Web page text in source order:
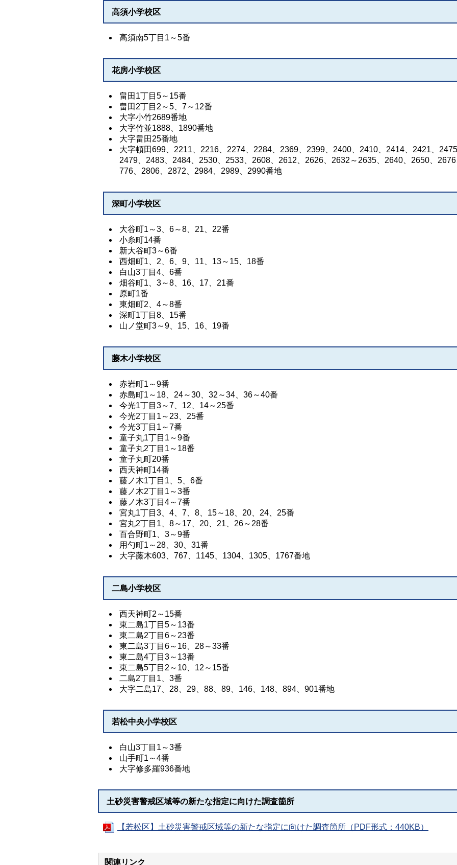
高須小学校区
高須南5丁目1～5番
花房小学校区
畠田1丁目5～15番
畠田2丁目2～5、7～12番
大字小竹2689番地
大字竹並1888、1890番地
大字畠田25番地
大字頓田699、2211、2216、2274、2284、2369、2399、2400、2410、2414、2421、2475
2479、2483、2484、2530、2533、2608、2612、2626、2632～2635、2640、2650、
776、2806、2872、2984、2989、2990番地
深町小学校区
大谷町1～3、6～8、21、22番
小糸町14番
新大谷町3～6番
西畑町1、2、6、9、11、13～15、18番
白山3丁目4、6番
畑谷町1、3～8、16、17、21番
原町1番
東畑町2、4～8番
深町1丁目8、15番
山ノ堂町3～9、15、16、19番
藤木小学校区
赤岩町1～9番
赤島町1～18、24～30、32～34、36～40番
今光1丁目3～7、12、14～25番
今光2丁目1～23、25番
今光3丁目1～7番
童子丸1丁目1～9番
童子丸2丁目1～18番
童子丸町20番
西天神町14番
藤ノ木1丁目1、5、6番
藤ノ木2丁目1～3番
藤ノ木3丁目4～7番
宮丸1丁目3、4、7、8、15～18、20、24、25番
宮丸2丁目1、8～17、20、21、26～28番
百合野町1、3～9番
用勺町1～28、30、31番
大字藤木603、767、1145、1304、1305、1767番地
二島小学校区
西天神町2～15番
東二島1丁目5～13番
東二島2丁目6～23番
東二島3丁目6～16、28～33番
東二島4丁目3～13番
東二島5丁目2～10、12～15番
二島2丁目1、3番
大字二島17、28、29、88、89、146、148、894、901番地
若松中央小学校区
白山3丁目1～3番
山手町1～4番
大字修多羅936番地
土砂災害警戒区域等の新たな指定に向けた調査箇所
【若松区】土砂災害警戒区域等の新たな指定に向けた調査箇所（PDF形式：440KB）
関連リンク